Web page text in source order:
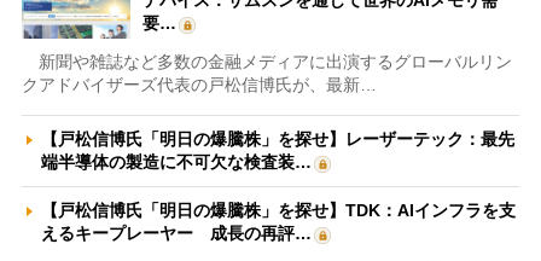
要…
新聞や雑誌など多数の金融メディアに出演するグローバルリン
クアドバイザーズ代表の戸松信博氏が、最新…
【戸松信博氏「明日の爆騰株」を探せ】レーザーテック：最先
端半導体の製造に不可欠な検査装…
【戸松信博氏「明日の爆騰株」を探せ】TDK：AIインフラを支
えるキープレーヤー 成長の再評…